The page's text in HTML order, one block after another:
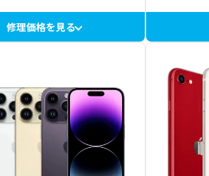
修理価格を見る